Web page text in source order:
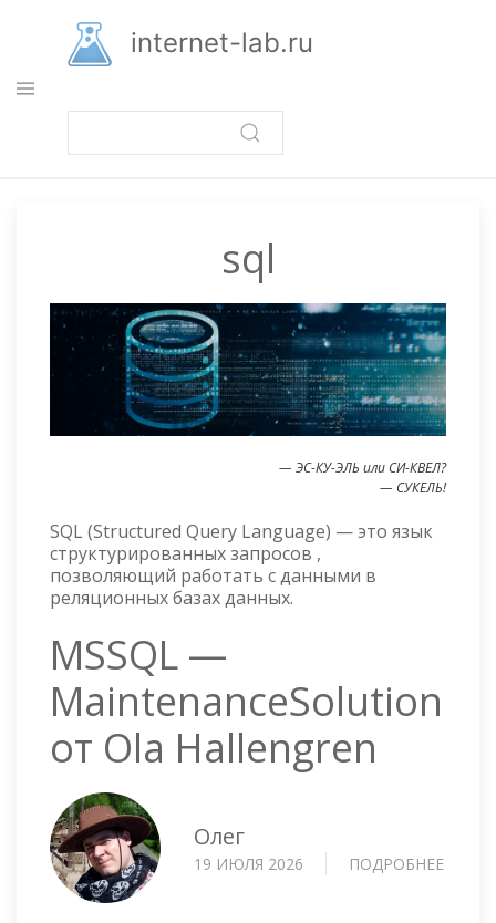
основному
содержанию
internet-lab.ru
sql
— ЭС-КУ-ЭЛЬ или СИ-КВЕЛ?
— СУКЕЛЬ!
SQL (Structured Query Language) — это язык
структурированных запросов ,
позволяющий работать с данными в
реляционных базах данных.
MSSQL —
MaintenanceSolution
от Ola Hallengren
Олег
19 ИЮЛЯ 2026 ПОДРОБНЕЕ